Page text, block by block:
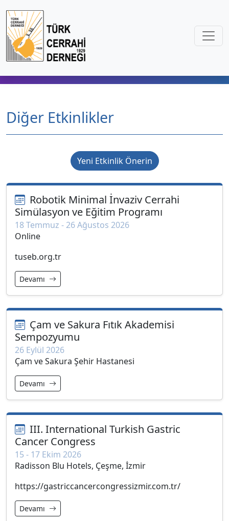
Diğer Etkinlikler
Yeni Etkinlik Önerin
Robotik Minimal İnvaziv Cerrahi
Simülasyon ve Eğitim Programı
18 Temmuz - 26 Ağustos 2026
Online
tuseb.org.tr
Devamı
Çam ve Sakura Fıtık Akademisi
Sempozyumu
26 Eylül 2026
Çam ve Sakura Şehir Hastanesi
Devamı
III. International Turkish Gastric
Cancer Congress
15 - 17 Ekim 2026
Radisson Blu Hotels, Çeşme, İzmir
https://gastriccancercongressizmir.com.tr/
Devamı